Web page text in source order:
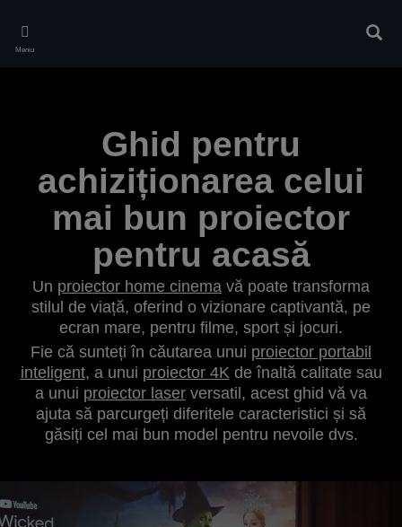
main
Meniu
Ghid pentru
achiziționarea celui
mai bun proiector
pentru acasă
Un proiector home cinema vă poate transforma
stilul de viață, oferind o vizionare captivantă, pe
ecran mare, pentru filme, sport și jocuri.
Fie că sunteți în căutarea unui proiector portabil
inteligent, a unui proiector 4Kde înaltă calitate sau
a unui proiector laser versatil, acest ghid vă va
ajuta să parcurgeți diferitele caracteristici și să
găsiți cel mai bun model pentru nevoile dvs.